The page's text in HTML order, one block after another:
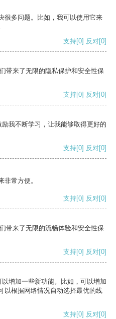
很多问题。比如，我可以使用它来
支持[0] 反对[0]
带来了无限的隐私保护和安全性保
支持[0] 反对[0]
我不断学习，让我能够取得更好的
支持[0] 反对[0]
常方便。
支持[0] 反对[0]
带来了无限的流畅体验和安全性保
支持[0] 反对[0]
增加一些新功能。比如，可以增加
以根据网络情况自动选择最优的线
支持[0] 反对[0]